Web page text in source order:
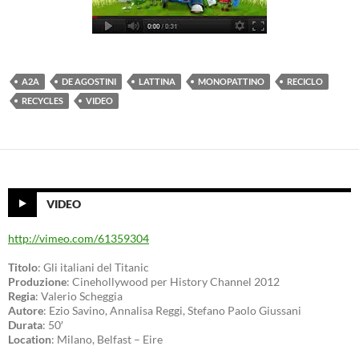
A2A DE AGOSTINI LATTINA MONOPATTINO
RECICLO
RECYCLES
VIDEO
VIDEO
http://vimeo.com/61359304
Titolo: Gli italiani del Titanic
Produzione: Cinehollywood per History Channel 2012
Regia: Valerio Scheggia
Autore: Ezio Savino, Annalisa Reggi, Stefano Paolo Giussani
Durata: 50′
Location: Milano, Belfast – Eire